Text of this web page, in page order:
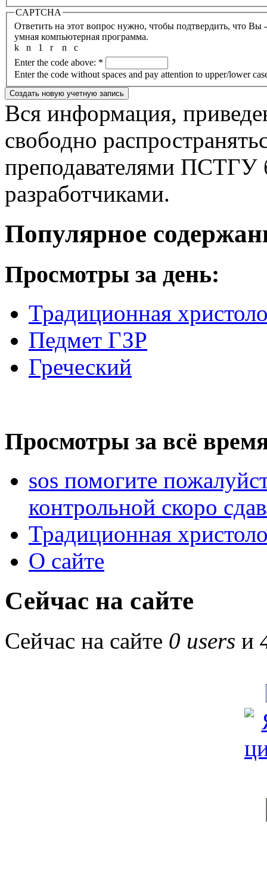
CAPTCHA
Ответить на этот вопрос нужно, чтобы подтвердить, что
умная компьютерная программа.
k
n n
r
1
c
Enter the code above: *
Enter the code without spaces and pay attention to upper/lower
Вся информация,
свободно
преподавателями ПСТГУ
разработчиками.
Популярное
Просмотры за день:
Традиционная
Педмет ГЗР
Греческий
Просмотры за всё
sos помогите
контрольной скоро
Традиционная
О сайте
Сейчас на сайте
Сейчас на сайте 0 users и